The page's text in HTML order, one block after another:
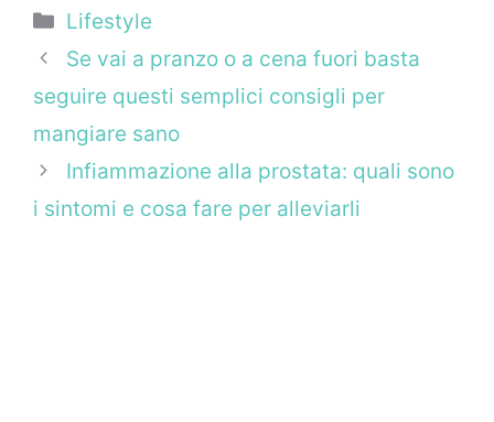
Categorie
Lifestyle
Se vai a pranzo o a cena fuori basta
seguire questi semplici consigli per
mangiare sano
Infiammazione alla prostata: quali sono
i sintomi e cosa fare per alleviarli